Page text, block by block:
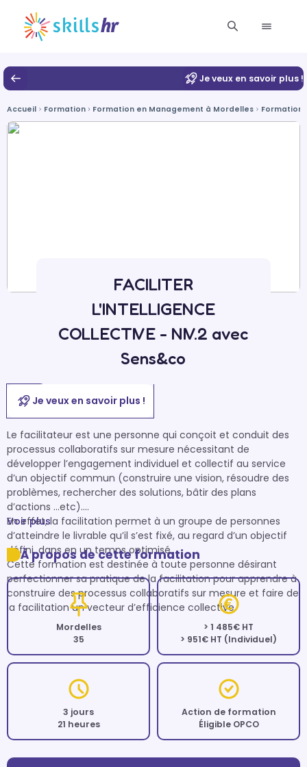
Je veux en savoir plus !
Accueil Formation Formation en Management à Mordelles Formation
FACILITER
L'INTELLIGENCE
COLLECTIVE - NIV.2 avec
Sens&co
Je veux en savoir plus !
Le facilitateur est une personne qui conçoit et conduit des
processus collaboratifs sur mesure nécessitant de
développer l’engagement individuel et collectif au service
d’un objectif commun (construire une vision, résoudre des
problèmes, rechercher des solutions, bâtir des plans
d’actions ...etc).
En effet, la facilitation permet à un groupe de personnes
d’atteindre le livrable qu’il s’est fixé, au regard d’un objectif
défini, dans en un temps optimisé.
Cette formation est destinée à toute personne désirant
perfectionner sa pratique de la facilitation pour apprendre à
construire des processus collaboratifs sur mesure et faire de
la facilitation un vecteur d’efficience collective.
Voir plus
À propos de cette formation
Mordelles
35
> 1 485€ HT
> 951€ HT (Individuel)
3 jours
21 heures
Action de formation
Éligible OPCO